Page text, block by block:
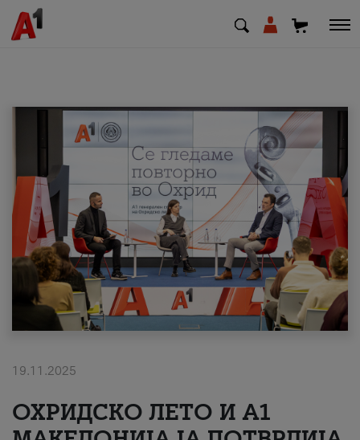
МК SQ
Приватни Деловни
Поддршка
Надополни кредит
#ПодобарОнлајн
19.11.2025
ОХРИДСКО ЛЕТО И A1